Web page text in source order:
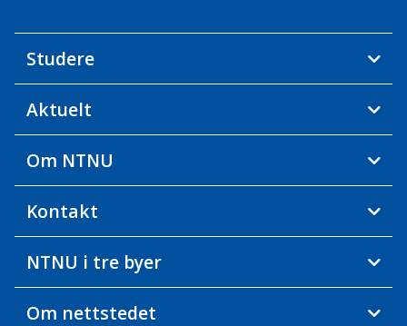
Studere
Aktuelt
Om NTNU
Kontakt
NTNU i tre byer
Om nettstedet